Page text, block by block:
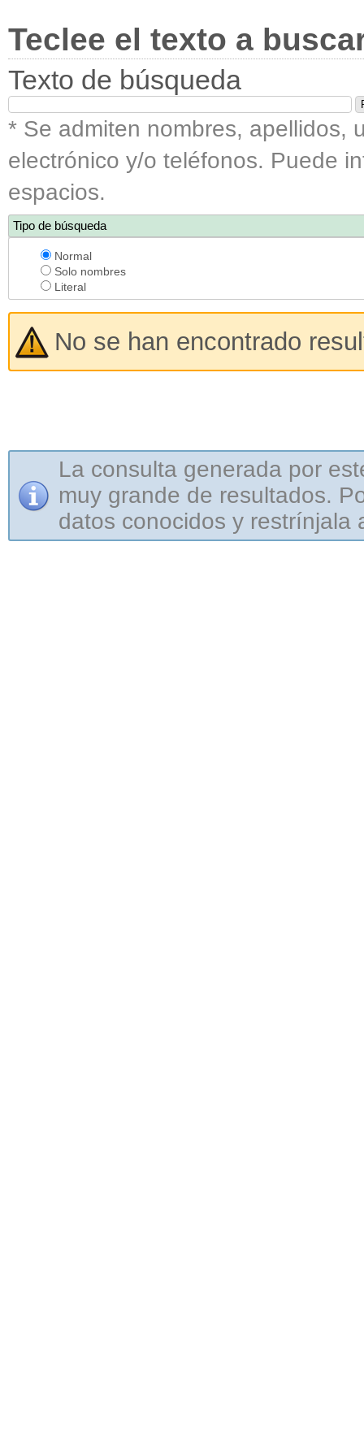
Teclee el texto a
Texto de búsqueda
* Se admiten nombres, apellidos,
electrónico y/o teléfonos. Puede
espacios.
Tipo de búsqueda
Normal
Solo nombres
Literal
No se han encontrado
La consulta generada por
muy grande de resultados.
datos conocidos y restrínjala